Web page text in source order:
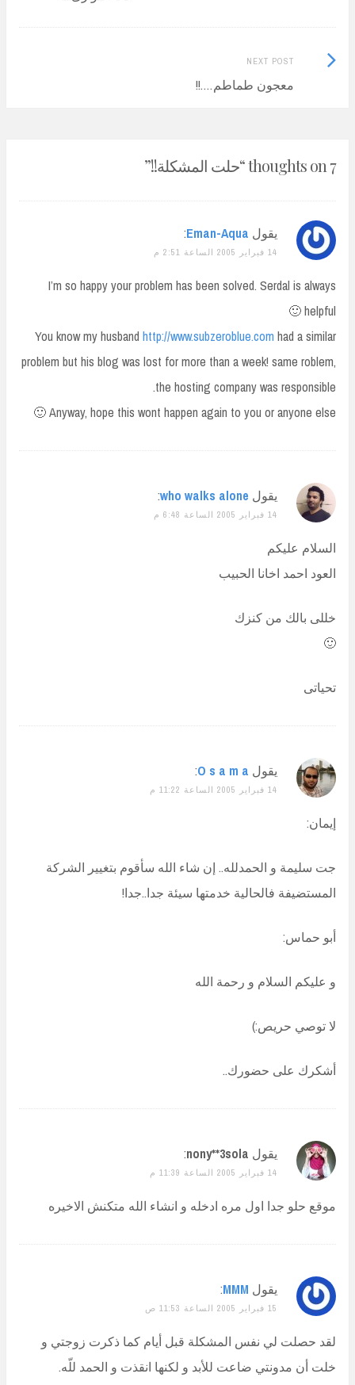
NEXT POST
معجون طماطم….!!
Next
Post:
7 thoughts on “ حلت المشكلة!!”
يقول Eman-Aqua
:
14 فبراير 2005 الساعة 2:51 م
I’m so happy your problem has been solved. Serdal is always
helpful 🙂
You know my husband http://www.subzeroblue.com had a similar
problem but his blog was lost for more than a week! same roblem,
the hosting company was responsible.
Anyway, hope this wont happen again to you or anyone else 🙂
يقول who walks alone
:
14 فبراير 2005 الساعة 6:48 م
السلام عليكم
العود احمد اخانا الحبيب
خللى بالك من كنزك
🙂
تحياتى
يقول O s a m a
:
14 فبراير 2005 الساعة 11:22 م
إيمان:
جت سليمة و الحمدلله.. إن شاء الله سأقوم بتغيير الشركة
المستضيفة فالحالية خدمتها سيئة جدا..جدا!
أبو حماس:
و عليكم السلام و رحمة الله
لا توصي حريص:)
أشكرك على حضورك..
يقول nony**3sola
:
14 فبراير 2005 الساعة 11:39 م
موقع حلو جدا اول مره ادخله و انشاء الله متكنش الاخيره
يقول MMM
:
15 فبراير 2005 الساعة 11:53 ص
لقد حصلت لي نفس المشكلة قبل أيام كما ذكرت زوجتي و
خلت أن مدونتي ضاعت للأبد و لكنها انقذت و الحمد للّه.